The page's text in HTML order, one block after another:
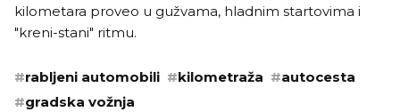
kilometara proveo u gužvama, hladnim startovima i
"kreni-stani" ritmu.
#rabljeni automobili #kilometraža #autocesta
#gradska vožnja